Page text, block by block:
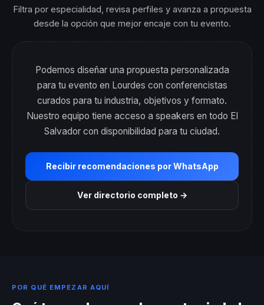
Filtra por especialidad, revisa perfiles y avanza a propuesta
desde la opción que mejor encaje con tu evento.
Podemos diseñar una propuesta personalizada
para tu evento en Lourdes con conferencistas
curados para tu industria, objetivos y formato.
Nuestro equipo tiene acceso a speakers en todo El
Salvador con disponibilidad para tu ciudad.
Recibir recomendaciones por WhatsApp
Ver directorio completo →
POR QUÉ EMPEZAR AQUÍ